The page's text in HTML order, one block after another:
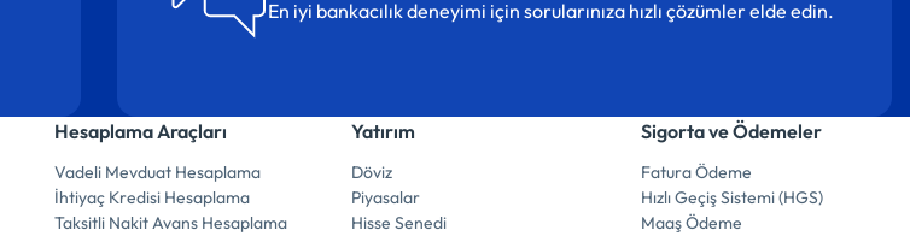
En iyi bankacılık deneyimi için sorularınıza hızlı çözümler elde edin.
Hesaplama Araçları
Vadeli Mevduat Hesaplama
İhtiyaç Kredisi Hesaplama
Taksitli Nakit Avans Hesaplama
Yatırım
Döviz
Piyasalar
Hisse Senedi
Sigorta ve Ödemeler
Fatura Ödeme
Hızlı Geçiş Sistemi (HGS)
Maaş Ödeme